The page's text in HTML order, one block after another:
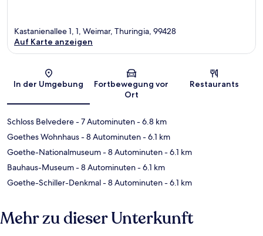
Karte
Kastanienallee 1, 1, Weimar, Thuringia, 99428
Auf Karte anzeigen
In der Umgebung
Fortbewegung vor
Ort
Restaurants
Schloss Belvedere- 7 Autominuten- 6.8 km
Goethes Wohnhaus- 8 Autominuten- 6.1 km
Goethe-Nationalmuseum- 8 Autominuten- 6.1 km
Bauhaus-Museum- 8 Autominuten- 6.1 km
Goethe-Schiller-Denkmal- 8 Autominuten- 6.1 km
Mehr zu dieser Unterkunft